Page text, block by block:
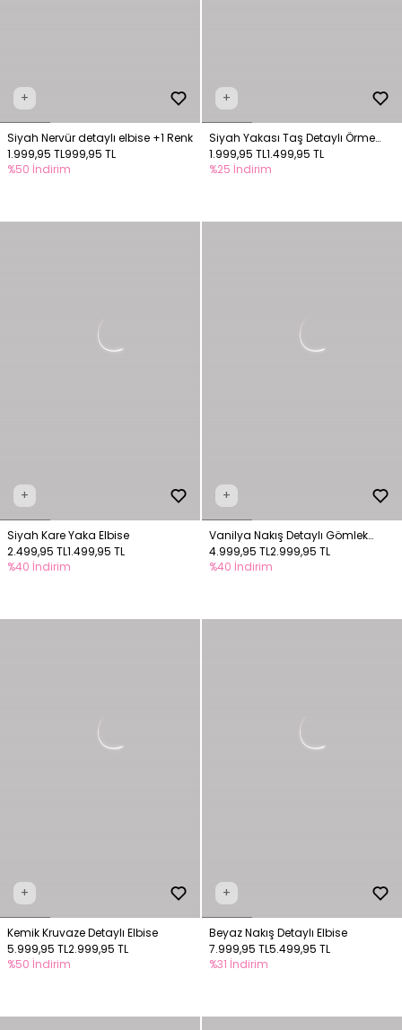
+
Siyah Nervür detaylı elbise +1 Renk
1.999,95 TL999,95 TL
%50 İndirim
+
Siyah Yakası Taş Detaylı Örme
Elbise
1.999,95 TL1.499,95 TL
%25 İndirim
+
Siyah Kare Yaka Elbise
2.499,95 TL1.499,95 TL
%40 İndirim
+
Vanilya Nakış Detaylı Gömlek
Elbise
4.999,95 TL2.999,95 TL
%40 İndirim
+
Kemik Kruvaze Detaylı Elbise
5.999,95 TL2.999,95 TL
%50 İndirim
+
Beyaz Nakış Detaylı Elbise
7.999,95 TL5.499,95 TL
%31 İndirim